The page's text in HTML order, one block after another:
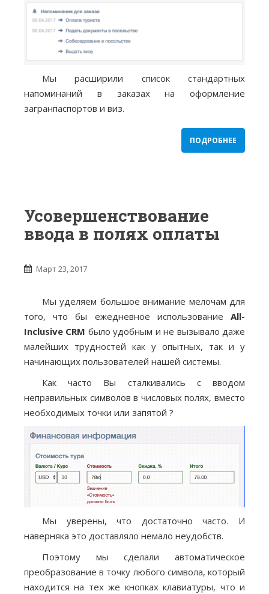
Мы расширили список стандартных
напоминаний в заказах на оформление
загранпаспортов и виз.
ПОДРОБНЕЕ
Усовершенствование
ввода в полях оплаты
Март 23, 2017
Мы уделяем большое внимание мелочам для
того, что бы ежедневное использование All-
Inclusive CRM было удобным и не вызывало даже
малейших трудностей как у опытных, так и у
начинающих пользователей нашей системы.
Как часто Вы сталкивались с вводом
неправильных символов в числовых полях, вместо
необходимых точки или запятой ?
Мы уверены, что достаточно часто. И
наверняка это доставляло немало неудобств.
Поэтому мы сделали автоматическое
преобразование в точку любого символа, который
находится на тех же кнопках клавиатуры, что и